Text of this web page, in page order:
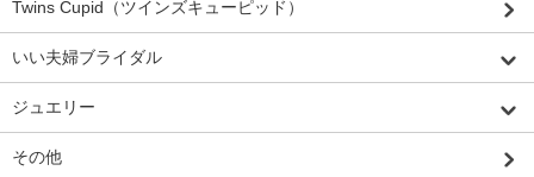
Twins Cupid（ツインズキューピッド）
いい夫婦ブライダル
ジュエリー
その他